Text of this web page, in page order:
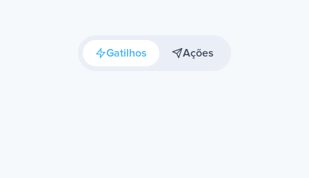
Gatilhos Ações